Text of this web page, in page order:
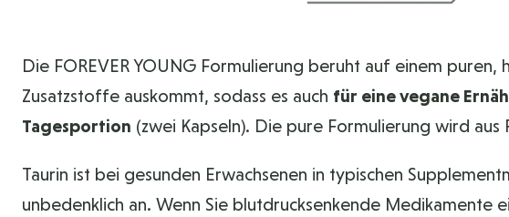
Die FOREVER YOUNG Formulierung beruht auf einem puren,
Zusatzstoffe auskommt, sodass es auch für eine vegane
Tagesportion (zwei Kapseln). Die pure Formulierung wird
Taurin ist bei gesunden Erwachsenen in typischen
unbedenklich an. Wenn Sie blutdrucksenkende Medikamente